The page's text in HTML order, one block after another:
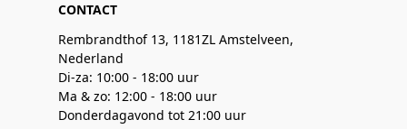
CONTACT
Rembrandthof 13, 1181ZL Amstelveen,
Nederland
Di-za: 10:00 - 18:00 uur
Ma & zo: 12:00 - 18:00 uur
Donderdagavond tot 21:00 uur